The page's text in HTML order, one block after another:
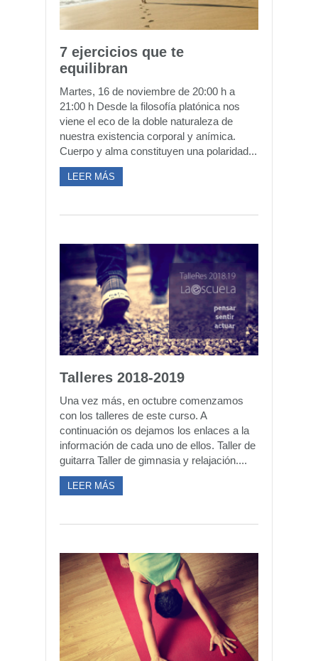
7 ejercicios que te
equilibran
Martes, 16 de noviembre de 20:00 h a
21:00 h Desde la filosofía platónica nos
viene el eco de la doble naturaleza de
nuestra existencia corporal y anímica.
Cuerpo y alma constituyen una polaridad...
LEER MÁS
Talleres 2018-2019
Una vez más, en octubre comenzamos
con los talleres de este curso. A
continuación os dejamos los enlaces a la
información de cada uno de ellos. Taller de
guitarra Taller de gimnasia y relajación....
LEER MÁS